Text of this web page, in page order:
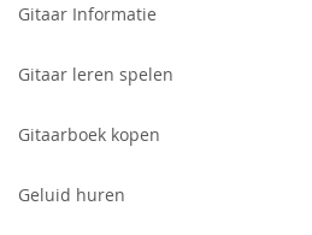
Gitaar Informatie
Gitaar leren spelen
Gitaarboek kopen
Geluid huren